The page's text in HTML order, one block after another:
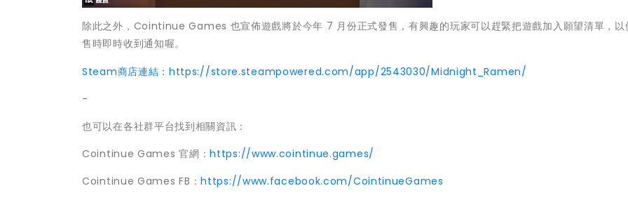
除此之外，Cointinue Games 也宣佈遊戲將於今年 7 月份正式發售，有興趣的玩家可以趕緊把遊戲加入願望清單，以
售時即時收到通知喔。
Steam商店連結：https://store.steampowered.com/app/2543030/Midnight_Ramen/
-
也可以在各社群平台找到相關資訊：
Cointinue Games 官網：https://www.cointinue.games/
Cointinue Games FB：https://www.facebook.com/CointinueGames